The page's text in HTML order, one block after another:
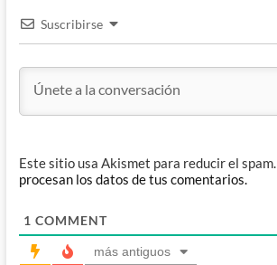
Suscribirse
Este sitio usa Akismet para reducir el spam.
procesan los datos de tus comentarios.
1 COMMENT
más antiguos